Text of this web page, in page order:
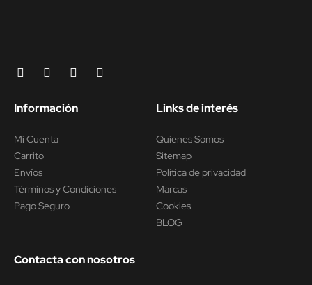
Información
Mi Cuenta
Carrito
Envíos
Términos y Condiciones
Pago Seguro
Links de interés
Quienes Somos
Sitemap
Política de privacidad
Marcas
Cookies
BLOG
Contacta con nosotros